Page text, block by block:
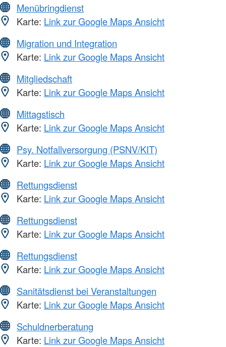
Menübringdienst
Karte: Link zur Google Maps Ansicht
Migration und Integration
Karte: Link zur Google Maps Ansicht
Mitgliedschaft
Karte: Link zur Google Maps Ansicht
Mittagstisch
Karte: Link zur Google Maps Ansicht
Psy. Notfallversorgung (PSNV/KIT)
Karte: Link zur Google Maps Ansicht
Rettungsdienst
Karte: Link zur Google Maps Ansicht
Rettungsdienst
Karte: Link zur Google Maps Ansicht
Rettungsdienst
Karte: Link zur Google Maps Ansicht
Sanitätsdienst bei Veranstaltungen
Karte: Link zur Google Maps Ansicht
Schuldnerberatung
Karte: Link zur Google Maps Ansicht